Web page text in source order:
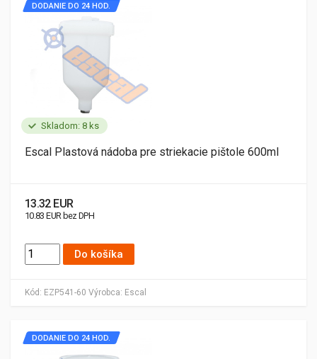
Skladom: 8 ks
Kód: EZP541-60 Výrobca: Escal
DODANIE DO 24 HOD.
Escal Plastová nádoba pre striekacie pištole 600ml
13.32 EUR
10.83 EUR bez DPH
Do košíka
DODANIE DO 24 HOD.